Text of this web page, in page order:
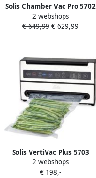
Solis Chamber Vac Pro 5702
Vacumeermachine
Vacuümmachine met
2 webshops
€ 649,99 € 629,99
Solis VertiVac Plus 5703
Vacumeermachine
Vacuümmachine met
2 webshops
€ 198,-